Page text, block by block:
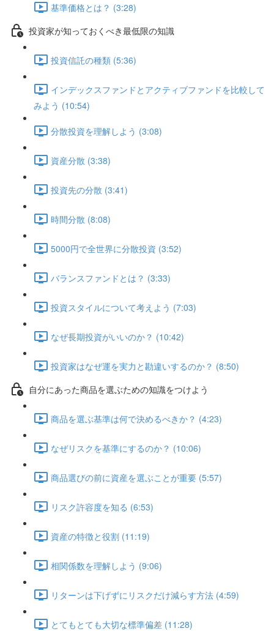
基準価格とは？ (3:28)
投資家が知っておくべき最低限の知識
投資信託の種類 (5:36)
インデックスファンドとアクティブファンドを比較して
みよう (10:54)
分散投資を理解しよう (3:08)
資産分散 (3:38)
投資先の分散 (3:41)
時間分散 (8:08)
5000円で全世界に分散投資 (3:52)
バランスファンドとは？ (3:33)
投資スタイルについて考えよう (7:03)
なぜ長期投資がいいのか？ (10:42)
投資家はなぜ運を実力と勘違いするのか？ (8:50)
自分にあった商品を選ぶための知識をつけよう
商品を選ぶ基準は何で決めるべきか？ (4:23)
なぜリスクを基準にするのか？ (10:06)
商品選びの前に資産を選ぶことが重要 (5:57)
リスク許容度を知る (6:53)
資産の特徴と役割 (11:19)
相関係数を理解しよう (9:06)
リターンは下げずにリスクだけ減らす方法 (4:59)
とてもとても大切な標準偏差 (11:28)